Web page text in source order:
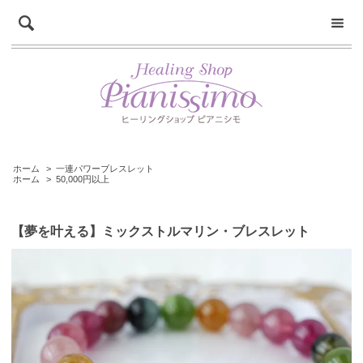
ホーム > 一連パワーブレスレット
ホーム
> 50,000円以上
【夢を叶える】ミックストルマリン・ブレスレット